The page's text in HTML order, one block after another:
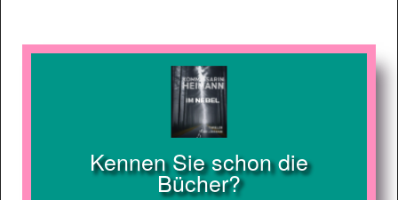
Kennen Sie schon die
Bücher?